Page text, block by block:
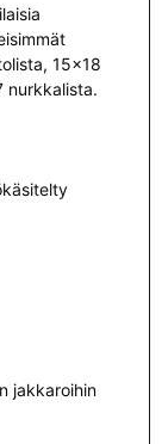
15×18
nurkkalista.
jakkaroihin